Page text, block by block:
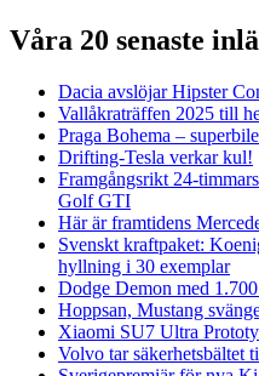
Våra 20 senaste
Dacia avslöjar Hipster
Vallåkraträffen 2025 till
Praga Bohema –
Drifting-Tesla verkar kul!
Framgångsrikt 24-
Golf GTI
Här är framtidens
Svenskt kraftpaket:
hyllning i 30 exemplar
Dodge Demon med
Hoppsan, Mustang
Xiaomi SU7 Ultra
Volvo tar säkerhetsbältet